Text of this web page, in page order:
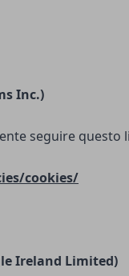
Inc.)
seguire questo
cookies/
Ireland Limited)